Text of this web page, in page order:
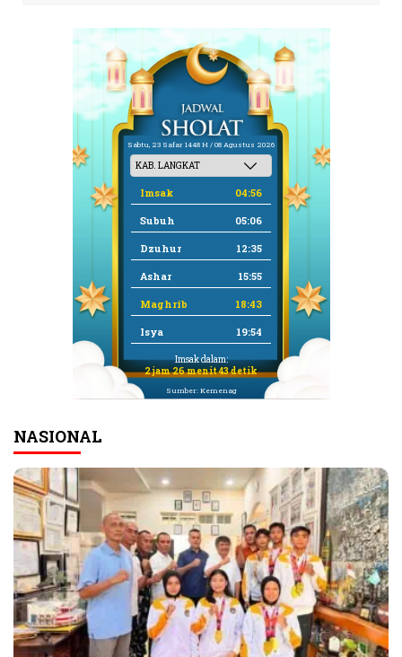
Sabtu, 23 Safar 1448 H / 08 Agustus 2026
Imsak 04:56
Subuh 05:06
Dzuhur 12:35
Ashar 15:55
Maghrib 18:43
Isya 19:54
Imsak dalam:
2 jam 26 menit 42 detik
Sumber: Kemenag
NASIONAL